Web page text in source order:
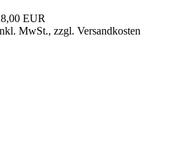
EUR
MwSt., zzgl. Versandkosten